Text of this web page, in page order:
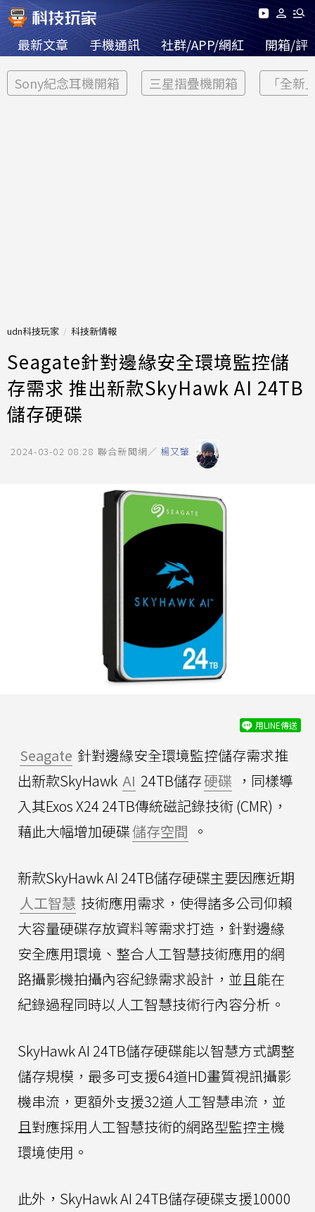
最新文章 手機通訊 社群/APP/網紅 開箱/評
Sony紀念耳機開箱 三星摺疊機開箱 「全新
udn科技玩家 科技新情報
Seagate針對邊緣安全環境監控儲
存需求 推出新款SkyHawk AI 24TB
儲存硬碟
2024-03-02 08:28 聯合新聞網／ 楊又肇
用LINE傳送
Seagate 針對邊緣安全環境監控儲存需求推
出新款SkyHawk AI 24TB儲存硬碟 ，同樣導
入其Exos X24 24TB傳統磁記錄技術 (CMR)，
藉此大幅增加硬碟儲存空間 。
新款SkyHawk AI 24TB儲存硬碟主要因應近期
人工智慧 技術應用需求，使得諸多公司仰賴
大容量硬碟存放資料等需求打造，針對邊緣
安全應用環境、整合人工智慧技術應用的網
路攝影機拍攝內容紀錄需求設計，並且能在
紀錄過程同時以人工智慧技術行內容分析。
SkyHawk AI 24TB儲存硬碟能以智慧方式調整
儲存規模，最多可支援64道HD畫質視訊攝影
機串流，更額外支援32道人工智慧串流，並
且對應採用人工智慧技術的網路型監控主機
環境使用。
此外，SkyHawk AI 24TB儲存硬碟支援10000